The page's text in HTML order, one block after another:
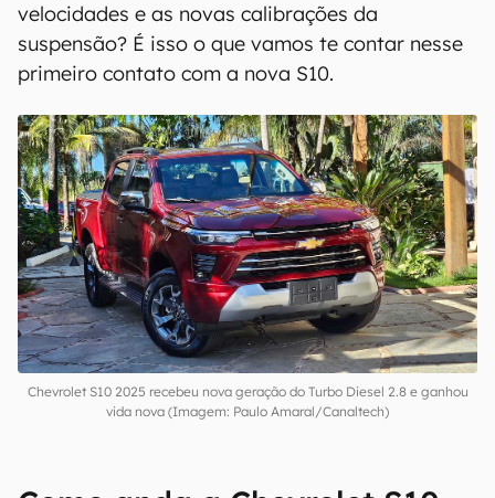
velocidades e as novas calibrações da
suspensão? É isso o que vamos te contar nesse
primeiro contato com a nova S10.
Chevrolet S10 2025 recebeu nova geração do Turbo Diesel 2.8 e ganhou
vida nova (Imagem: Paulo Amaral/Canaltech)